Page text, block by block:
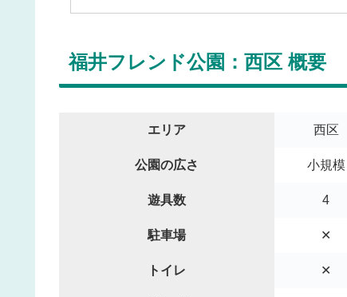
福井フレンド公園：西区 概要
エリア 西区
公園の広さ 小規模
遊具数 4
駐車場 ✕
トイレ ✕